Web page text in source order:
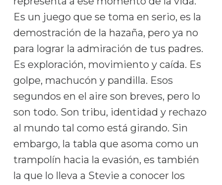
Es un juego que se toma en serio, es la
demostración de la hazaña, pero ya no
para lograr la admiración de tus padres.
Es exploración, movimiento y caída. Es
golpe, machucón y pandilla. Esos
segundos en el aire son breves, pero lo
son todo. Son tribu, identidad y rechazo
al mundo tal como está girando. Sin
embargo, la tabla que asoma como un
trampolín hacia la evasión, es también
la que lo lleva a Stevie a conocer los